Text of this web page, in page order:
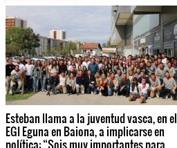
Esteban llama a la juventud vasca, en el
EGI Eguna en Baiona, a implicarse en
política: “Sois muy importantes para